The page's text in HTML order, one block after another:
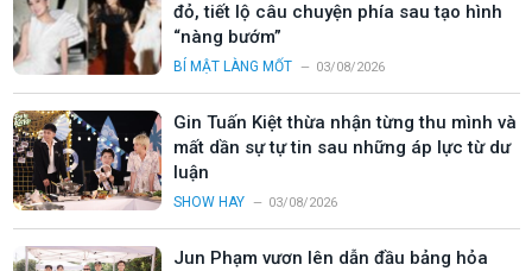
đỏ, tiết lộ câu chuyện phía sau tạo hình
“nàng bướm”
BÍ MẬT LÀNG MỐT 03/08/2026
Gin Tuấn Kiệt thừa nhận từng thu mình và
mất dần sự tự tin sau những áp lực từ dư
luận
SHOW HAY 03/08/2026
Jun Phạm vươn lên dẫn đầu bảng hỏa